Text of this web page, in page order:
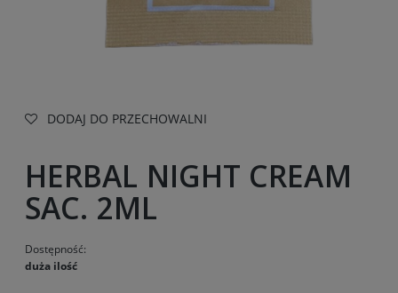
DODAJ DO PRZECHOWALNI
HERBAL NIGHT CREAM
SAC. 2ML
Dostępność:
duża ilość